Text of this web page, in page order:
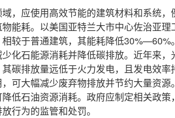
应使用高效节能的建筑材料和系统，
能耗。以美国亚特兰大市中心佐治亚
较于普通建筑，其能耗降低30%—60%
化石能源消耗并降低碳排放。近年来
碳排放量远低于火力发电，且发电效率
可大幅减少废弃物排放并节约大量资
低石油资源消耗。政府应制定相关政
行为的监管和处罚。